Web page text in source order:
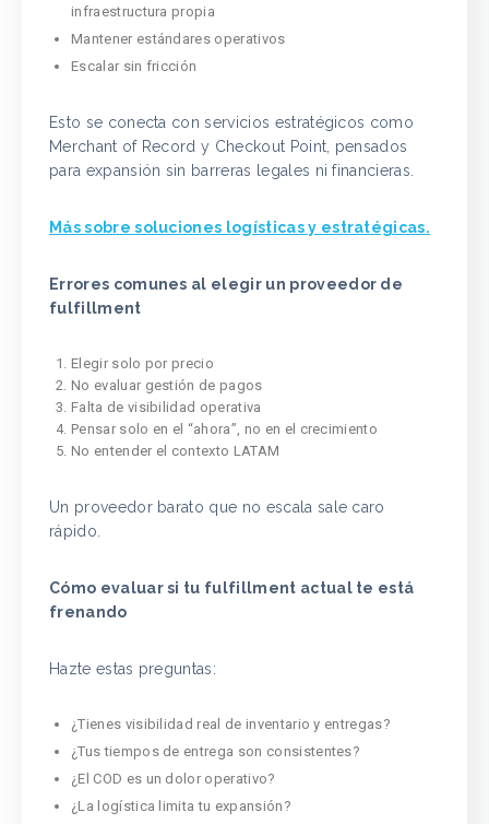
infraestructura propia
Mantener estándares operativos
Escalar sin fricción
Esto se conecta con servicios estratégicos como
Merchant of Record y Checkout Point, pensados
para expansión sin barreras legales ni financieras.
Más sobre soluciones logísticas y estratégicas.
Errores comunes al elegir un proveedor de
fulfillment
Elegir solo por precio
No evaluar gestión de pagos
Falta de visibilidad operativa
Pensar solo en el “ahora”, no en el crecimiento
No entender el contexto LATAM
Un proveedor barato que no escala sale caro
rápido.
Cómo evaluar si tu fulfillment actual te está
frenando
Hazte estas preguntas:
¿Tienes visibilidad real de inventario y entregas?
¿Tus tiempos de entrega son consistentes?
¿El COD es un dolor operativo?
¿La logística limita tu expansión?